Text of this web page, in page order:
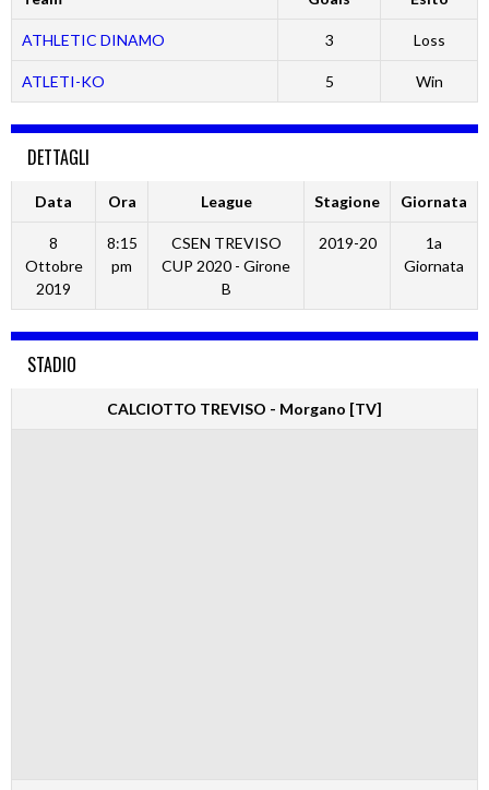
ATHLETIC DINAMO 3 Loss
ATLETI-KO 5 Win
DETTAGLI
Data Ora League Stagione Giornata
8
Ottobre
2019
8:15
pm
CSEN TREVISO
CUP 2020 - Girone
B
2019-20
1a
Giornata
STADIO
CALCIOTTO TREVISO - Morgano [TV]